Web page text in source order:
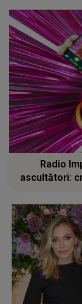
Radio
ascultători: